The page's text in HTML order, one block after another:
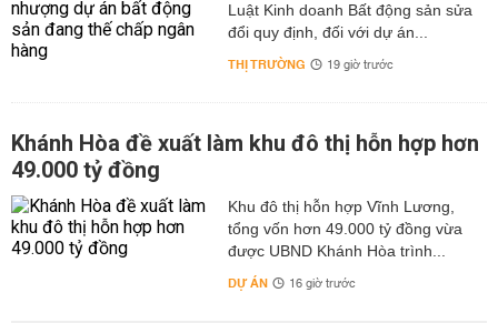
Luật Kinh doanh Bất động sản sửa
đổi quy định, đối với dự án...
THỊ TRƯỜNG 19 giờ trước
Khánh Hòa đề xuất làm khu đô thị hỗn hợp hơn
49.000 tỷ đồng
Khu đô thị hỗn hợp Vĩnh Lương,
tổng vốn hơn 49.000 tỷ đồng vừa
được UBND Khánh Hòa trình...
DỰ ÁN 16 giờ trước